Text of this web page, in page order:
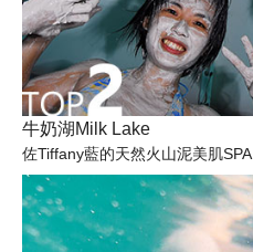
牛奶湖Milk Lake
佐Tiffany藍的天然火山泥美肌SPA